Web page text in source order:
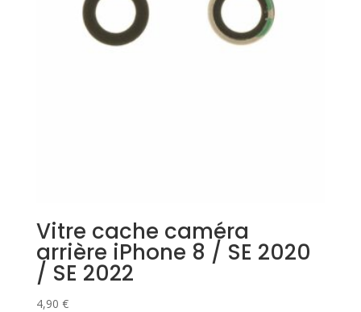
Vitre cache caméra
arrière iPhone 8 / SE 2020
/ SE 2022
4,90 €